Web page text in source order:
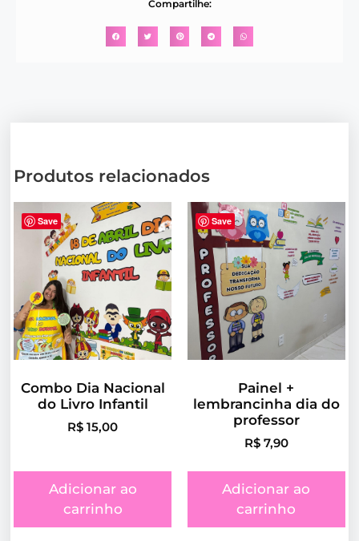
Compartilhe:
Produtos relacionados
Save
Combo Dia Nacional
do Livro Infantil
R$ 15,00
Adicionar ao
carrinho
Save
Painel +
lembrancinha dia do
professor
R$7,90
Adicionar ao
carrinho